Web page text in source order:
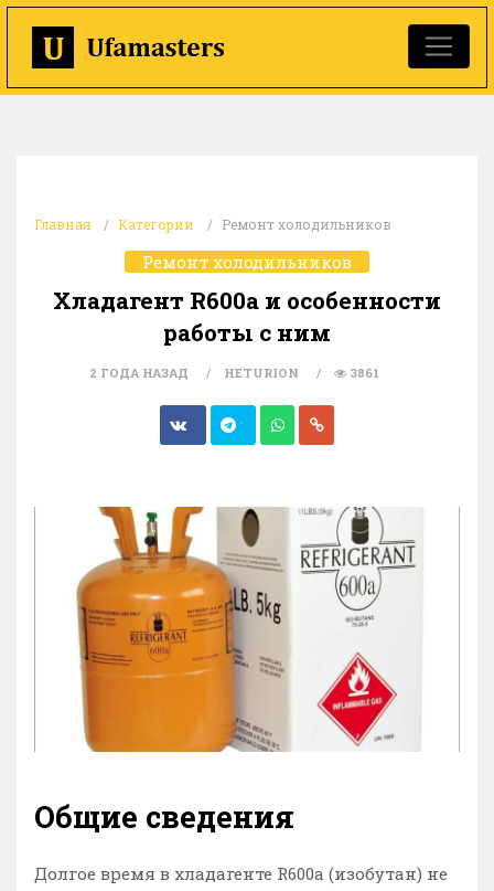
Главная Категории Ремонт холодильников
Ремонт холодильников
Хладагент R600a и особенности
работы с ним
2 ГОДА НАЗАД HETURION 3861
Общие сведения
Долгое время в хладагенте R600a (изобутан) не